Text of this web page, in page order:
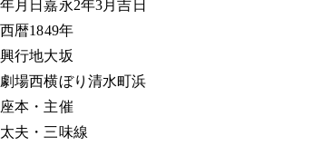
年月日嘉永2年3月吉日
西暦1849年
興行地大坂
劇場西横ぼり清水町浜
座本・主催
太夫・三味線